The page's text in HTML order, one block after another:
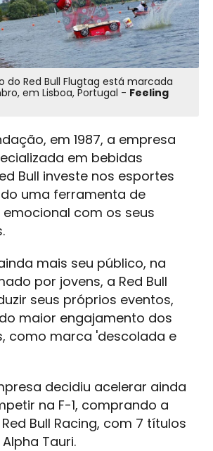
do Red Bull Flugtag está marcada
em Lisboa, Portugal - Feeling
em 1987, a empresa
em bebidas
Bull investe nos esportes
uma ferramenta de
com os seus
mais seu público, na
por jovens, a Red Bull
seus próprios eventos,
maior engajamento dos
como marca 'descolada e
decidiu acelerar ainda
na F-1, comprando a
Bull Racing, com 7 títulos
Tauri.